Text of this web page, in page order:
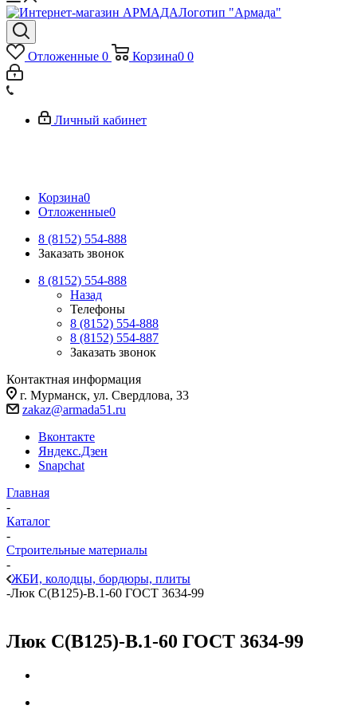
Логотип "Армада"
Отложенные 0 Корзина0 0
Личный кабинет
Корзина0
Отложенные0
8 (8152) 554-888
Заказать звонок
8 (8152) 554-888
Назад
Телефоны
8 (8152) 554-888
8 (8152) 554-887
Заказать звонок
Контактная информация
г. Мурманск, ул. Свердлова, 33
zakaz@armada51.ru
Вконтакте
Яндекс.Дзен
Snapchat
Главная
-
Каталог
-
Строительные материалы
-
ЖБИ, колодцы, бордюры, плиты
-Люк С(В125)-В.1-60 ГОСТ 3634-99
Люк С(В125)-В.1-60 ГОСТ 3634-99